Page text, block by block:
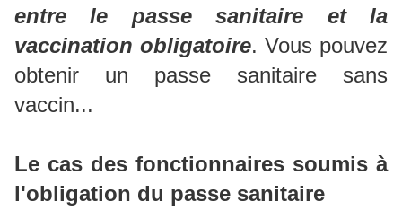
entre le passe sanitaire et la
vaccination obligatoire. Vous pouvez
obtenir un passe sanitaire sans
vaccin...
Le cas des fonctionnaires soumis à
l'obligation du passe sanitaire